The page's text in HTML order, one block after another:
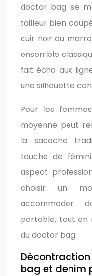
doctor bag se
tailleur bien
cuir noir ou
ensemble
fait écho aux
une silhouette
Pour les
moyenne peut
la sacoche
touche de
aspect
choisir un
accommoder
portable, tout en
du doctor bag.
bag et denim